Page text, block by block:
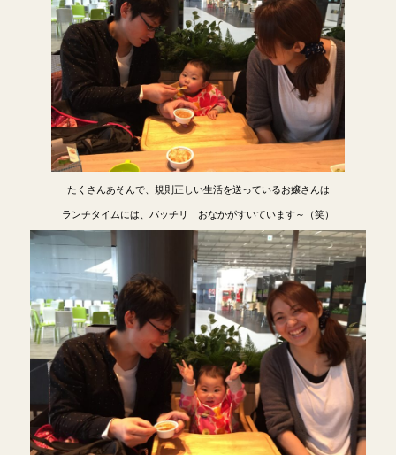
たくさんあそんで、規則正しい生活を送っているお嬢さんは
ランチタイムには、バッチリ おなかがすいています～（笑）